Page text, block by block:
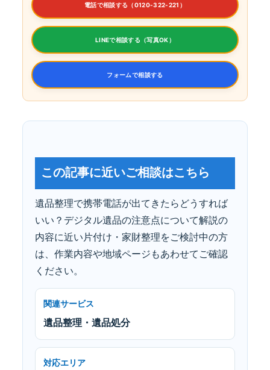
電話で相談する（0120-322-221）
LINEで相談する（写真OK）
フォームで相談する
この記事に近いご相談はこちら
遺品整理で携帯電話が出てきたらどうすれば
いい？デジタル遺品の注意点について解説の
内容に近い片付け・家財整理をご検討中の方
は、作業内容や地域ページもあわせてご確認
ください。
関連サービス
遺品整理・遺品処分
対応エリア